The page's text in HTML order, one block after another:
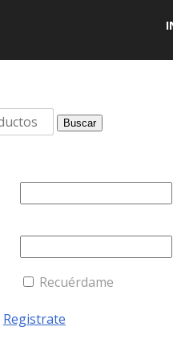
Buscar
Recuérdame
Registrate